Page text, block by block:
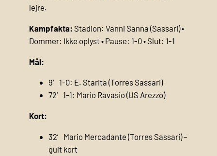
lejre.
Kampfakta: Stadion: Vanni Sanna (Sassari) •
Dommer: Ikke oplyst • Pause: 1-0 • Slut: 1-1
Mål:
9′ 1-0: E. Starita (Torres Sassari)
72′ 1-1: Mario Ravasio (US Arezzo)
Kort:
32′ Mario Mercadante (Torres Sassari) –
gult kort